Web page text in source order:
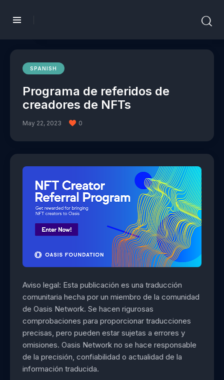
SPANISH
Programa de referidos de
creadores de NFTs
May 22, 2023 0
Aviso legal: Esta publicación es una traducción
comunitaria hecha por un miembro de la comunidad
de Oasis Network. Se hacen rigurosas
comprobaciones para proporcionar traducciones
precisas, pero pueden estar sujetas a errores y
omisiones. Oasis Network no se hace responsable
de la precisión, confiabilidad o actualidad de la
información traducida.